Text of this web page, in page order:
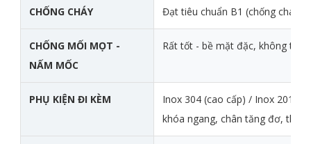
CHỐNG CHÁY Đạt tiêu chuẩn B1 (chống cháy
CHỐNG MỐI MỌT -
NẤM MỐC
Rất tốt - bề mặt đặc, không tạo
PHỤ KIỆN ĐI KÈM
Inox 304 (cao cấp) / Inox 201
khóa ngang, chân tăng đơ,